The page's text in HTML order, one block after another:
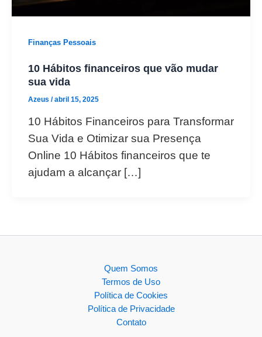
Finanças Pessoais
10 Hábitos financeiros que vão mudar
sua vida
Azeus /abril 15, 2025
10 Hábitos Financeiros para Transformar
Sua Vida e Otimizar sua Presença
Online 10 Hábitos financeiros que te
ajudam a alcançar […]
Quem Somos
Termos de Uso
Política de Cookies
Política de Privacidade
Contato